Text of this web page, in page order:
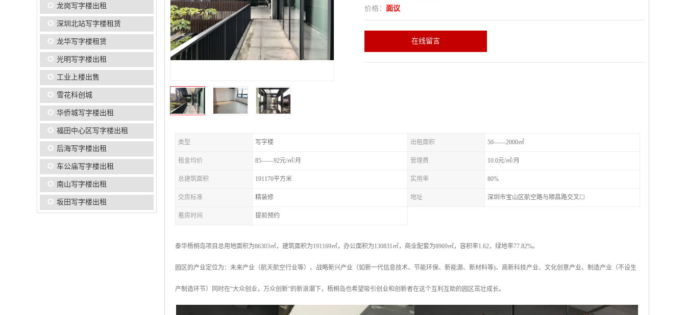
龙岗写字楼出租
深圳北站写字楼租赁
龙华写字楼租赁
光明写字楼出租
工业上楼出售
雪花科创城
华侨城写字楼出租
福田中心区写字楼出租
后海写字楼出租
车公庙写字楼出租
南山写字楼出租
坂田写字楼出租
价格： 面议
在线留言
类型 写字楼 出租面积 50——2000㎡
租金均价 85——92元/㎡/月 管理费 10.0元/㎡/月
总建筑面积 191170平方米 实用率 80%
交房标准 精装修 地址 深圳市宝山区航空路与顺昌路交叉☐
看房时间 提前预约
泰华梧桐岛项目总用地面积为86303㎡，建筑面积为191169㎡，办公面积为130831㎡，商业配套为8969㎡，容积率1.62，绿地率77.82%。
园区的产业定位为：未来产业（航天航空行业等）、战略新兴产业（如新一代信息技术、节能环保、新能源、新材料等)、高新科技产业、文化创意产业、制造产业（不设生
产制造环节）同时在“大众创业，万众创新”的新浪潮下，梧桐岛也希望吸引创业和创新者在这个互利互助的园区茁壮成长。